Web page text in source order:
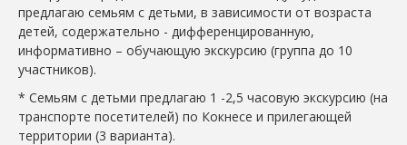
предлагаю семьям с детьми, в зависимости от возраста
детей, содержательно - дифференцированную,
информативно – обучающую экскурсию (группа до 10
участников).
* Семьям с детьми предлагаю 1 -2,5 часовую экскурсию (на
транспорте посетителей) по Кокнесе и прилегающей
территории (3 варианта).